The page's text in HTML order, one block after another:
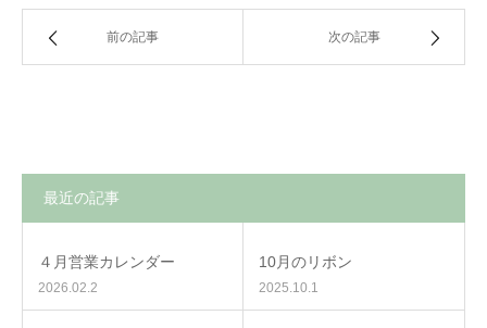
前の記事 次の記事
最近の記事
４月営業カレンダー
2026.02.2
10月のリボン
2025.10.1